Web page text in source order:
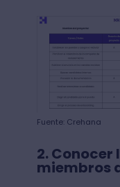
Fuente: Crehana
2. Conocer
miembros